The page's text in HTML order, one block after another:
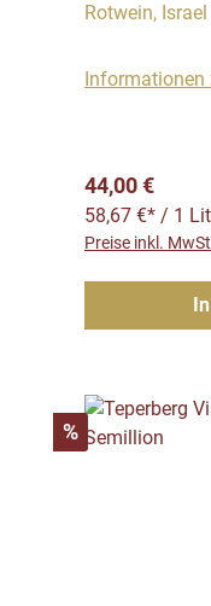
Rotwein, Israel
Informationen
Regulärer
44,00 €
58,67 €* / 1
Preise inkl.
Rabatt
%